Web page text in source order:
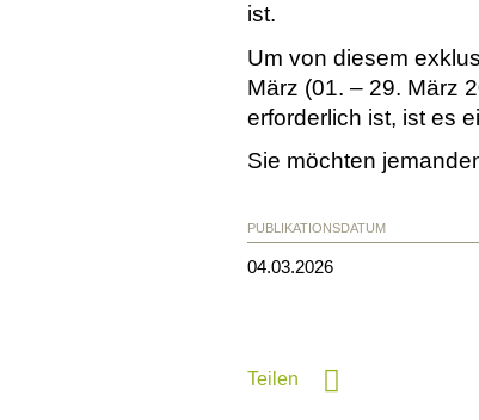
ist.
Um von diesem
März (01. – 29. März
erforderlich ist, ist es
Sie möchten
PUBLIKATIONSDATUM
04.03.2026
Teilen